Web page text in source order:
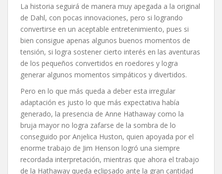
La historia seguirá de manera muy apegada a la original
de Dahl, con pocas innovaciones, pero si logrando
convertirse en un aceptable entretenimiento, pues si
bien consigue apenas algunos buenos momentos de
tensión, si logra sostener cierto interés en las aventuras
de los pequeños convertidos en roedores y logra
generar algunos momentos simpáticos y divertidos.
Pero en lo que más queda a deber esta irregular
adaptación es justo lo que más expectativa había
generado, la presencia de Anne Hathaway como la
bruja mayor no logra zafarse de la sombra de lo
conseguido por Anjelica Huston, quien apoyada por el
enorme trabajo de Jim Henson logró una siempre
recordada interpretación, mientras que ahora el trabajo
de la Hathaway queda eclipsado ante la gran cantidad